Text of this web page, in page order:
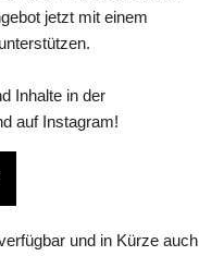
jetzt mit einem
unterstützen.
Inhalte in der
auf Instagram!
und in Kürze auch